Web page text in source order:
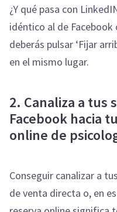
¿Y qué pasa con
idéntico al de
deberás pulsar ‘Fijar
en el mismo lugar.
2. Canaliza a tus
Facebook hacia
online de
Conseguir canalizar a
de venta directa o, en